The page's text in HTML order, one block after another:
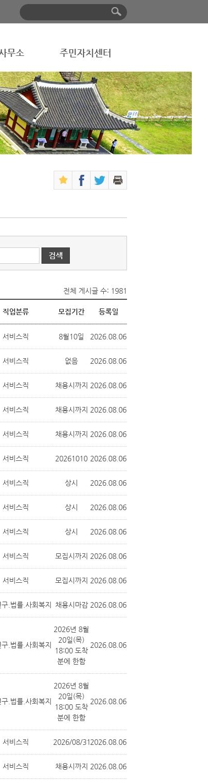
무소 주민자치센터
전체 게시글 수: 1981
직업분류 모집기간 등록일
서비스직 8월10일 2026.08.06
서비스직 없음 2026.08.06
서비스직 채용시까지 2026.08.06
서비스직 채용시까지 2026.08.06
서비스직 채용시까지 2026.08.06
서비스직 20261010 2026.08.06
서비스직 상시 2026.08.06
서비스직 상시 2026.08.06
서비스직 상시 2026.08.06
서비스직 모집시까지 2026.08.06
서비스직 모집시까지 2026.08.06
.법률.사회복지 채용시마감 2026.08.06
.법률.사회복지
2026년 8월
20일(목)
18:00 도착
분에 한함
2026.08.06
.법률.사회복지
2026년 8월
20일(목)
18:00 도착
분에 한함
2026.08.06
서비스직 2026/08/312026.08.06
서비스직 채용시까지 2026.08.06